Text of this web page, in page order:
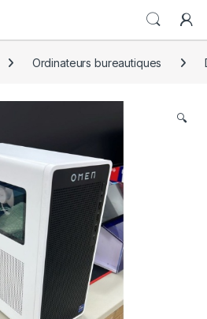
Ordinateurs bureautiques
🔍